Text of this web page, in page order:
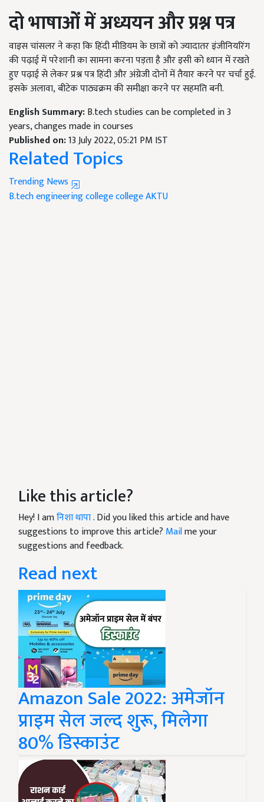
दो भाषाओं में अध्ययन और प्रश्न पत्र
वाइस चांसलर ने कहा कि हिंदी मीडियम के छात्रों को ज्यादातर इंजीनियरिंग
की पढ़ाई में परेशानी का सामना करना पड़ता है और इसी को ध्यान में रखते
हुए पढ़ाई से लेकर प्रश्न पत्र हिंदी और अंग्रेजी दोनों में तैयार करने पर चर्चा हुई.
इसके अलावा,बीटेक पाठ्यक्रम की समीक्षा करने पर सहमति बनी.
English Summary:B.tech studies can be completed in 3
years, changes made in courses
Published on:13 July 2022, 05:21 PM IST
Related Topics
Trending News
B.techengineering collegecollegeAKTU
Like this article?
Hey! I amनिशा थापा. Did you liked this article and have
suggestions to improve this article? Mailme your
suggestions and feedback.
Read next
Amazon Sale 2022: अमेजॉन
प्राइम सेल जल्द शुरू, मिलेगा
80% डिस्काउंट